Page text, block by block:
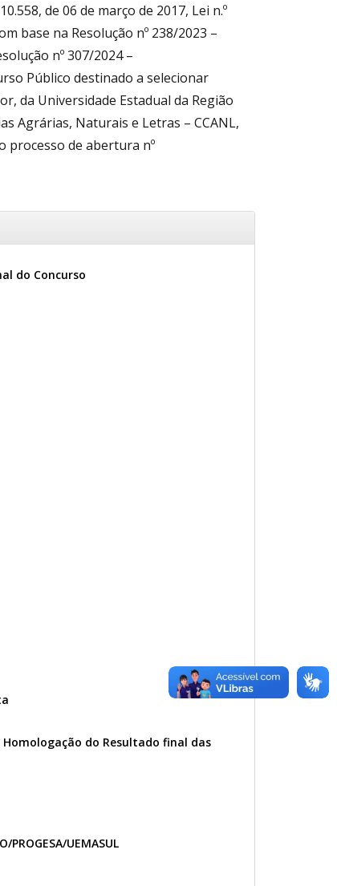
de 06 de março de 2017, Lei n.º
base na Resolução nº 238/2023 –
nº 307/2024 –
Público destinado a selecionar
da Universidade Estadual da Região
Agrárias, Naturais e Letras – CCANL,
processo de abertura nº
do Concurso
Homologação do Resultado final das
UEMASUL